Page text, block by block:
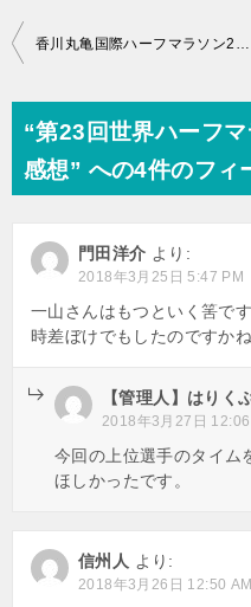
投
ゲ
シ
ョ
ン
“第23回世界ハーフ
感想” への4件のフィ
門田洋介 より:
2018年3月25日 5:47 PM
一山さんはもつといく筈で
時差ぼけでもしたのですかね
【管理人】はりく
2018年3月27日 12:06
今回の上位選手のタイム
ほしかったです。
信州人 より:
2018年3月26日 12:50 AM